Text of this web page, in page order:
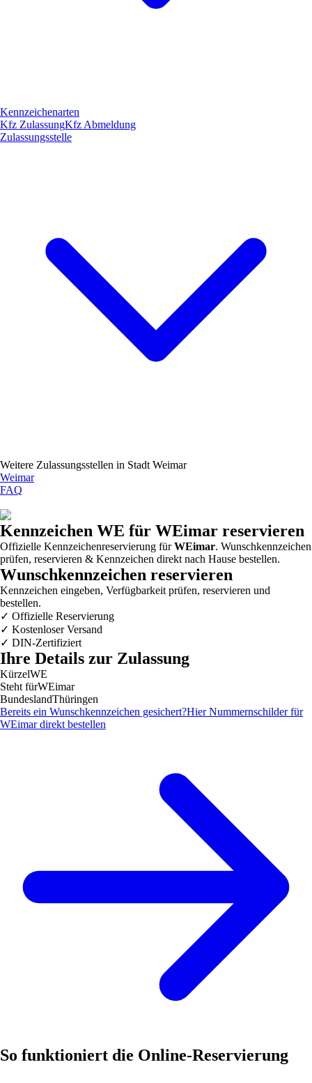
Kennzeichenarten
Kfz ZulassungKfz Abmeldung
Zulassungsstelle
Weitere Zulassungsstellen in Stadt Weimar
Weimar
FAQ
Kennzeichen WE für WEimar reservieren
Offizielle Kennzeichenreservierung fürWEimar. Wunschkennzeichen
prüfen, reservieren & Kennzeichen direkt nach Hause bestellen.
Wunschkennzeichen reservieren
Kennzeichen eingeben, Verfügbarkeit prüfen, reservieren und
bestellen.
✓ Offizielle Reservierung
✓ Kostenloser Versand
✓ DIN-Zertifiziert
Ihre Details zur Zulassung
KürzelWE
Steht fürWEimar
BundeslandThüringen
Bereits ein Wunschkennzeichen gesichert?Hier Nummernschilder für
WEimardirekt bestellen
So funktioniert die Online-Reservierung